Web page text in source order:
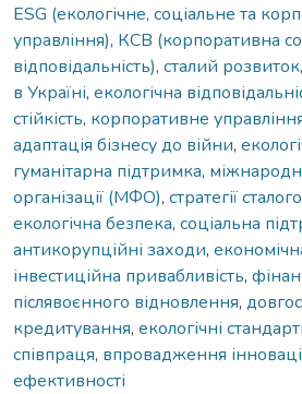
ESG (екологічне, соціальне та
управління), КСВ (корпоративна
відповідальність), сталий розвиток,
в Україні, екологічна
стійкість, корпоративне
адаптація бізнесу до війни,
гуманітарна підтримка,
організації (МФО), стратегії
екологічна безпека, соціальна
антикорупційні заходи,
інвестиційна привабливість,
післявоєнного відновлення,
кредитування, екологічні
співпраця, впровадження
ефективності